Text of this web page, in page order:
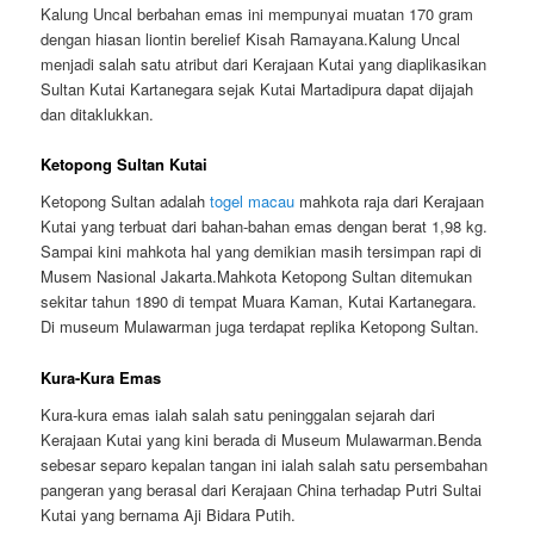
Kalung Uncal berbahan emas ini mempunyai muatan 170 gram
dengan hiasan liontin berelief Kisah Ramayana.Kalung Uncal
menjadi salah satu atribut dari Kerajaan Kutai yang diaplikasikan
Sultan Kutai Kartanegara sejak Kutai Martadipura dapat dijajah
dan ditaklukkan.
Ketopong Sultan Kutai
Ketopong Sultan adalahtogel macau mahkota raja dari Kerajaan
Kutai yang terbuat dari bahan-bahan emas dengan berat 1,98 kg.
Sampai kini mahkota hal yang demikian masih tersimpan rapi di
Musem Nasional Jakarta.Mahkota Ketopong Sultan ditemukan
sekitar tahun 1890 di tempat Muara Kaman, Kutai Kartanegara.
Di museum Mulawarman juga terdapat replika Ketopong Sultan.
Kura-Kura Emas
Kura-kura emas ialah salah satu peninggalan sejarah dari
Kerajaan Kutai yang kini berada di Museum Mulawarman.Benda
sebesar separo kepalan tangan ini ialah salah satu persembahan
pangeran yang berasal dari Kerajaan China terhadap Putri Sultai
Kutai yang bernama Aji Bidara Putih.